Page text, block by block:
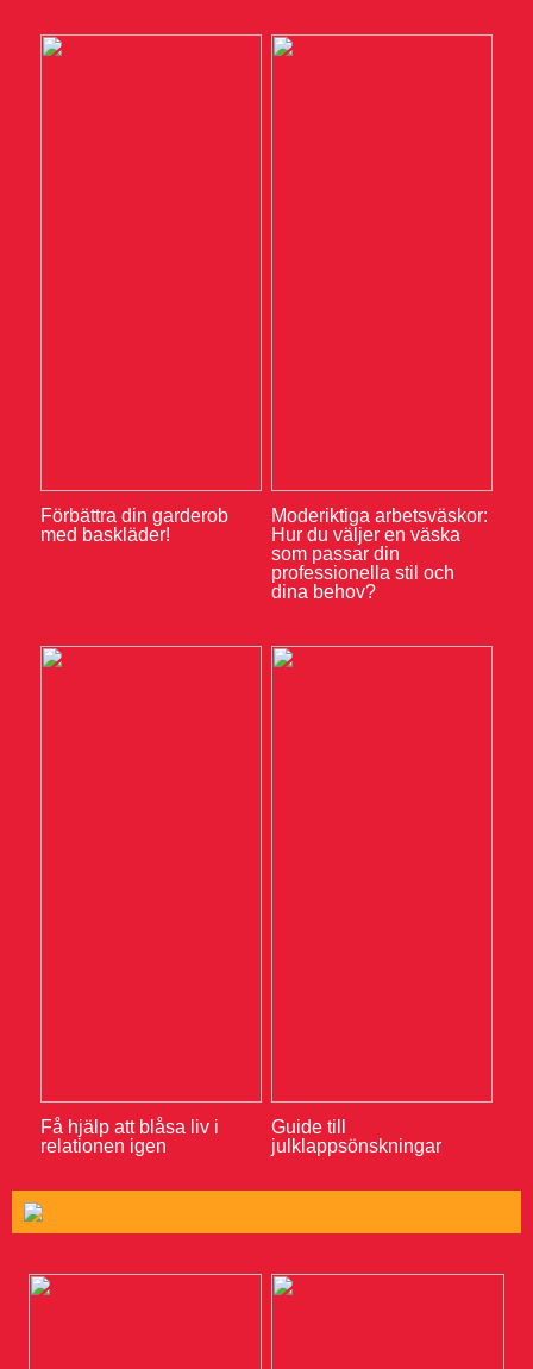
Förbättra din garderob
med baskläder!
Moderiktiga arbetsväskor:
Hur du väljer en väska
som passar din
professionella stil och
dina behov?
Få hjälp att blåsa liv i
relationen igen
Guide till
julklappsönskningar